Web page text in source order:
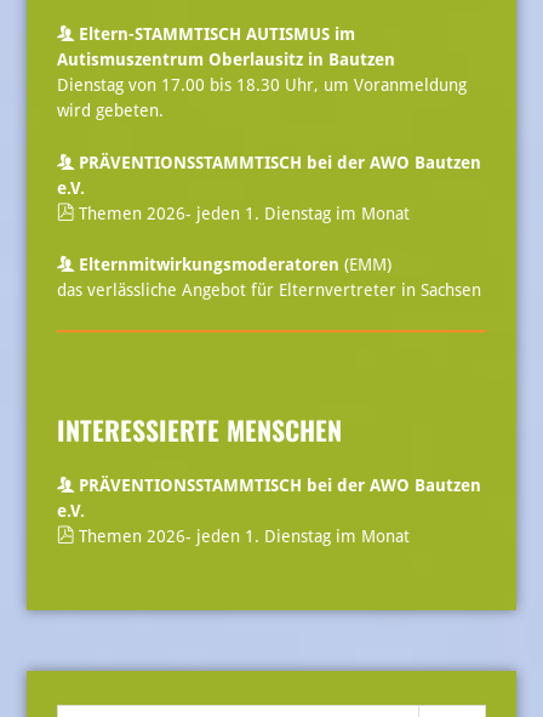
Eltern-STAMMTISCH AUTISMUS im
Autismuszentrum Oberlausitz in Bautzen
Dienstag von 17.00 bis 18.30 Uhr, um Voranmeldung
wird gebeten.
PRÄVENTIONSSTAMMTISCH bei der AWO Bautzen
e.V.
Themen 2026- jeden 1. Dienstag im Monat
Elternmitwirkungsmoderatoren (EMM)
das verlässliche Angebot für Elternvertreter in Sachsen
INTERESSIERTE MENSCHEN
PRÄVENTIONSSTAMMTISCH bei der AWO Bautzen
e.V.
Themen 2026- jeden 1. Dienstag im Monat